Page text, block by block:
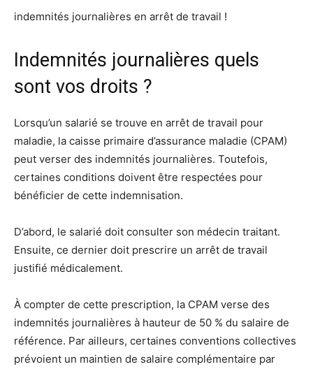
indemnités journalières en arrêt de travail !
Indemnités journalières quels
sont vos droits ?
Lorsqu’un salarié se trouve en arrêt de travail pour
maladie, la caisse primaire d’assurance maladie (CPAM)
peut verser des indemnités journalières. Toutefois,
certaines conditions doivent être respectées pour
bénéficier de cette indemnisation.
D’abord, le salarié doit consulter son médecin traitant.
Ensuite, ce dernier doit prescrire un arrêt de travail
justifié médicalement.
À compter de cette prescription, la CPAM verse des
indemnités journalières à hauteur de 50 % du salaire de
référence. Par ailleurs, certaines conventions collectives
prévoient un maintien de salaire complémentaire par